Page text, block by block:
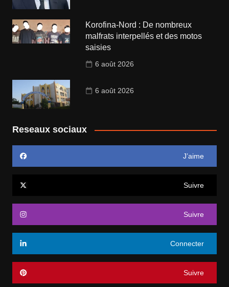
Korofina-Nord : De nombreux
malfrats interpellés et des motos
saisies
6 août 2026
6 août 2026
Reseaux sociaux
J’aime
Suivre
Suivre
Connecter
Suivre